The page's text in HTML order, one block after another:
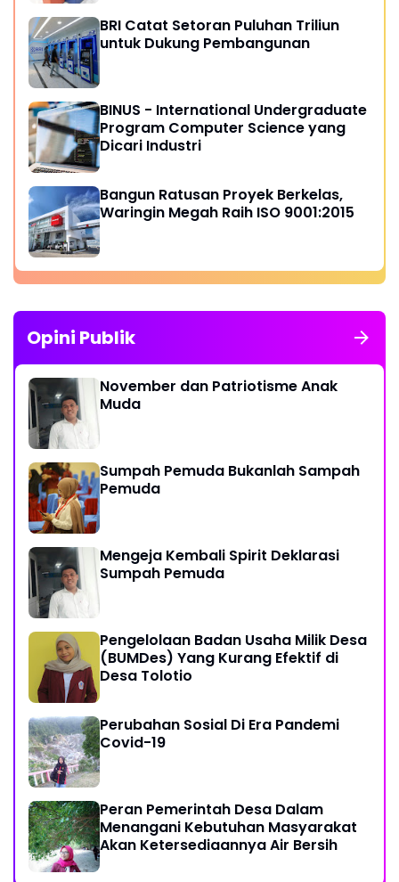
BRI Catat Setoran Puluhan Triliun
untuk Dukung Pembangunan
BINUS - International Undergraduate
Program Computer Science yang
Dicari Industri
Bangun Ratusan Proyek Berkelas,
Waringin Megah Raih ISO 9001:2015
Opini Publik
November dan Patriotisme Anak
Muda
Sumpah Pemuda Bukanlah Sampah
Pemuda
Mengeja Kembali Spirit Deklarasi
Sumpah Pemuda
Pengelolaan Badan Usaha Milik Desa
(BUMDes) Yang Kurang Efektif di
Desa Tolotio
Perubahan Sosial Di Era Pandemi
Covid-19
Peran Pemerintah Desa Dalam
Menangani Kebutuhan Masyarakat
Akan Ketersediaannya Air Bersih